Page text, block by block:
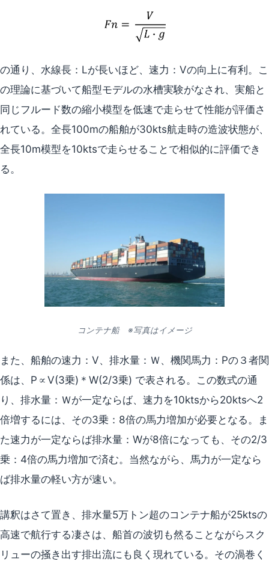
の通り、水線長：Lが長いほど、速力：Vの向上に有利。こ
の理論に基づいて船型モデルの水槽実験がなされ、実船と
同じフルード数の縮小模型を低速で走らせて性能が評価さ
れている。全長100mの船舶が30kts航走時の造波状態が、
全長10m模型を10ktsで走らせることで相似的に評価でき
る。
コンテナ船 ※写真はイメージ
また、船舶の速力：V、排水量：Ｗ、機関馬力：Pの３者関
係は、P∝V(3乗)＊W(2/3乗) で表される。この数式の通
り、排水量：Ｗが一定ならば、速力を10ktsから20ktsへ2
倍増するには、その3乗：8倍の馬力増加が必要となる。ま
た速力が一定ならば排水量：Wが8倍になっても、その2/3
乗：4倍の馬力増加で済む。当然ながら、馬力が一定なら
ば排水量の軽い方が速い。
講釈はさて置き、排水量5万トン超のコンテナ船が25ktsの
高速で航行する凄さは、船首の波切も然ることながらスク
リューの掻き出す排出流にも良く現れている。その渦巻く